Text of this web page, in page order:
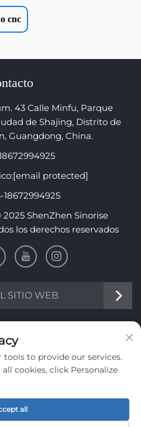
cnc
43 Calle Minfu, Parque
de Shajing, Distrito de
Guangdong, China.
[email protected]
18672994925
ShenZhen Sinorise
los derechos reservados
SITIO WEB
nuestro boletín semanal
tools to provide our services.
cookies, click Personalize
all